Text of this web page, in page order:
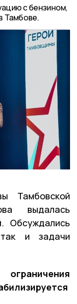
с бензином,
Тамбове.
Тамбовской
выдалась
Обсуждались
и задачи